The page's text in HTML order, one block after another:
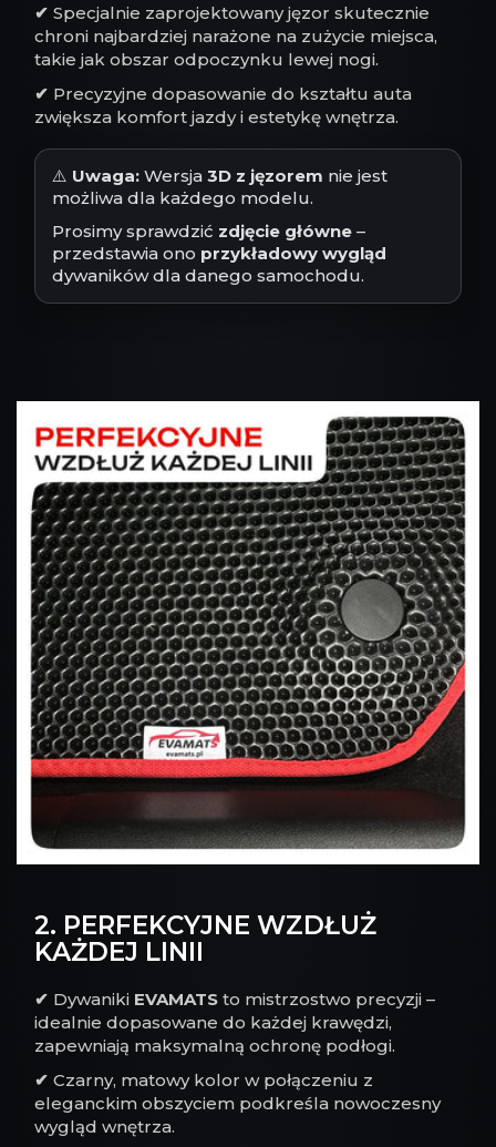
✔ Specjalnie zaprojektowany jęzor skutecznie
chroni najbardziej narażone na zużycie miejsca,
takie jak obszar odpoczynku lewej nogi.
✔ Precyzyjne dopasowanie do kształtu auta
zwiększa komfort jazdy i estetykę wnętrza.
⚠️ Uwaga: Wersja 3D z jęzorem nie jest
możliwa dla każdego modelu.
Prosimy sprawdzić zdjęcie główne –
przedstawia ono przykładowy wygląd
dywaników dla danego samochodu.
2. PERFEKCYJNE WZDŁUŻ
KAŻDEJ LINII
✔ Dywaniki EVAMATS to mistrzostwo precyzji –
idealnie dopasowane do każdej krawędzi,
zapewniają maksymalną ochronę podłogi.
✔ Czarny, matowy kolor w połączeniu z
eleganckim obszyciem podkreśla nowoczesny
wygląd wnętrza.